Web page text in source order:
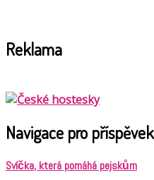
Reklama
Navigace pro příspěvek
Svíčka, která pomáhá pejskům